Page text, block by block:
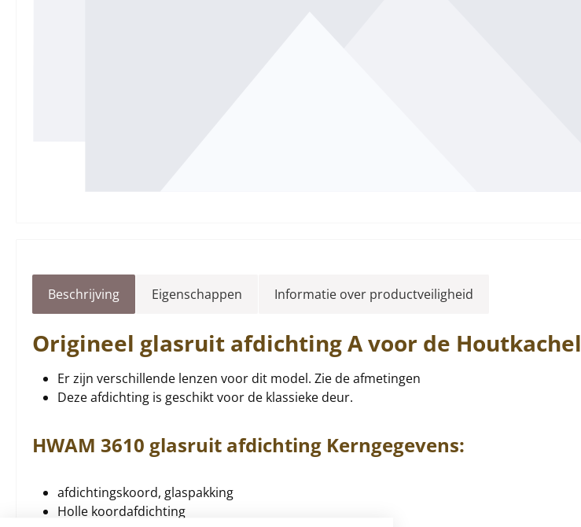
Beschrijving Eigenschappen Informatie over productveiligheid
Origineel glasruit afdichtingA voor de Houtkachel
Er zijn verschillende lenzen voor dit model. Zie de afmetingen
Deze afdichting is geschikt voor de klassieke deur.
HWAM 3610 glasruit afdichting Kerngegevens:
afdichtingskoord, glaspakking
Holle koordafdichting